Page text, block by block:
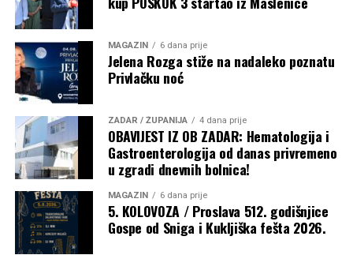
Razmatrajući navješteno Evanđelje u kojem je na riječi
žene: „Blažena utroba koja te nosila i prsi koje si sisao!“,
Isus odgovorio: „Još blaženiji oni koji slušaju riječ Božju i
čuvaju je!“, nadbiskup je rekao da to otkriva pravu
veličinu Marije. „Marija nije blažena samo jer je rodila
MAGAZIN 6 dana prije
Jelena Rozga stiže na nadaleko poznatu
Privlačku noć
ZADAR / ŽUPANIJA 4 dana prije
OBAVIJEST IZ OB ZADAR: Hematologija i
Gastroenterologija od danas privremeno
u zgradi dnevnih bolnica!
MAGAZIN 6 dana prije
5. KOLOVOZA / Proslava 512. godišnjice
Gospe od Sniga i Kukljiška fešta 2026.